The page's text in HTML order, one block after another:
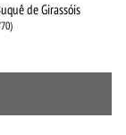
de Girassóis